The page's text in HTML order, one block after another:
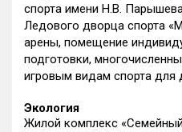
спорта имени Н.В.
Ледового дворца спорта
арены, помещение
подготовки,
игровым видам спорта для
Экология
Жилой комплекс